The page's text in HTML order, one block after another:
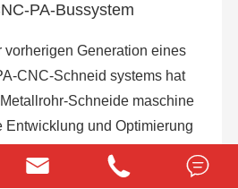
PA-Bussystem
vorherigen Generation eines
CNC-Schneid systems hat
Schneide maschine
Entwicklung und Optimierung
den Bus steuerungs
den Touchscreen-Betrieb und
  